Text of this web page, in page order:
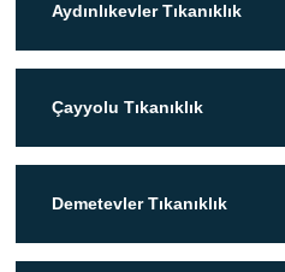
Aydınlıkevler Tıkanıklık
Çayyolu Tıkanıklık
Demetevler Tıkanıklık